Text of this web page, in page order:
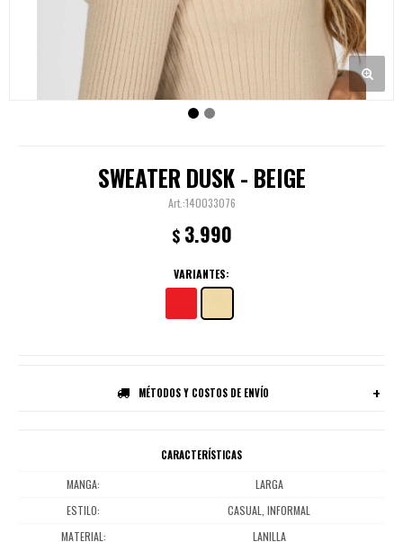
SWEATER DUSK - BEIGE
140033076
$ 3.990
VARIANTES:
MÉTODOS Y COSTOS DE ENVÍO
CARACTERÍSTICAS
MANGA
LARGA
ESTILO
CASUAL, INFORMAL
MATERIAL
LANILLA